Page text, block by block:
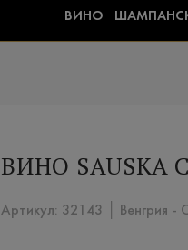
ВИНО
ВИНО SAUSKA
Артикул: 32143 │ Венгрия -